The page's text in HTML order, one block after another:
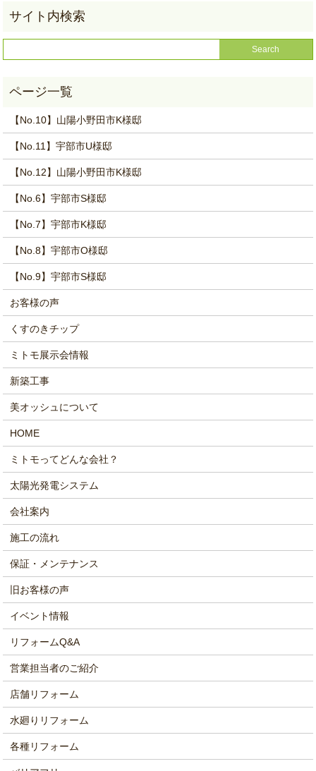
【No.10】山陽小野田市K様邸
【No.11】宇部市U様邸
【No.12】山陽小野田市K様邸
【No.6】宇部市S様邸
【No.7】宇部市K様邸
【No.8】宇部市O様邸
【No.9】宇部市S様邸
お客様の声
くすのきチップ
ミトモ展示会情報
新築工事
美オッシュについて
HOME
ミトモってどんな会社？
太陽光発電システム
会社案内
施工の流れ
保証・メンテナンス
旧お客様の声
イベント情報
リフォームQ&A
営業担当者のご紹介
店舗リフォーム
水廻りリフォーム
各種リフォーム